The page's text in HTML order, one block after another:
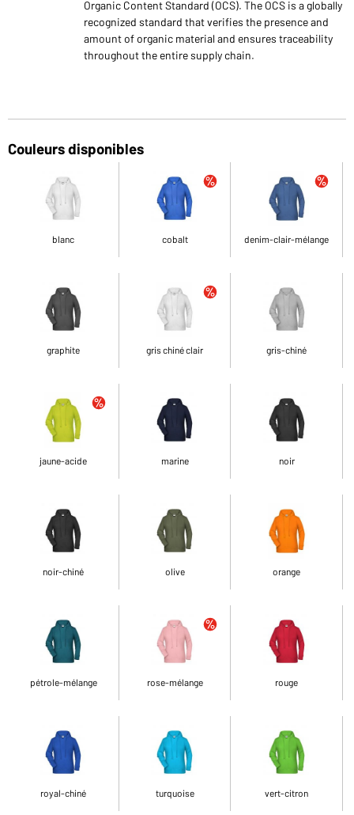
Organic Content Standard (OCS). The OCS is a globally
recognized standard that verifies the presence and
amount of organic material and ensures traceability
throughout the entire supply chain.
Couleurs disponibles
blanc cobalt denim-clair-mélange
graphite gris chiné clair gris-chiné
jaune-acide marine noir
noir-chiné olive orange
pétrole-mélange rose-mélange rouge
royal-chiné turquoise vert-citron